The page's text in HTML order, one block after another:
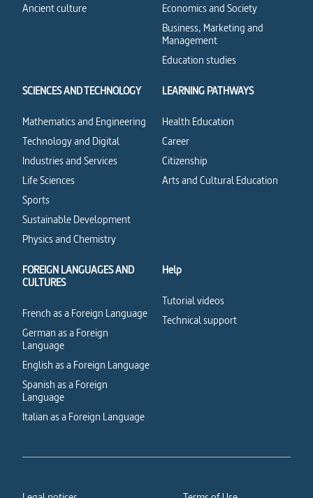
Ancient culture
Economics and Society
Business, Marketing and
Management
Education studies
SCIENCES AND TECHNOLOGY
Mathematics and Engineering
Technology and Digital
Industries and Services
Life Sciences
Sports
Sustainable Development
Physics and Chemistry
LEARNING PATHWAYS
Health Education
Career
Citizenship
Arts and Cultural Education
FOREIGN LANGUAGES AND
CULTURES
French as a Foreign Language
German as a Foreign
Language
English as a Foreign Language
Spanish as a Foreign
Language
Italian as a Foreign Language
Help
Tutorial videos
Technical support